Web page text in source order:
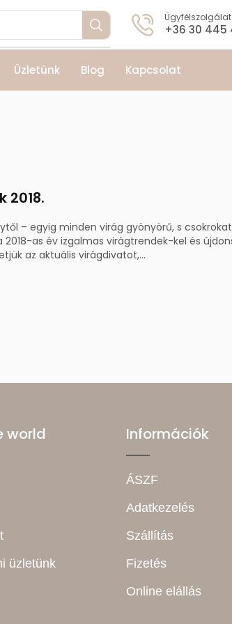
Ügyfélszolgálat
+36 30 445
Üzletünk Blog Kapcsolat
2018.
– egyig minden virág gyönyörű, s
2018-as év izgalmas virágtrendek-kel és
az aktuális virágdivatot,...
world
üzletünk
Információk
ÁSZF
Adatkezelés
Szállítás
Fizetés
Online elállás